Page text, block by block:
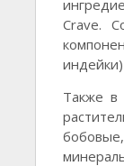
Crave.
Также в